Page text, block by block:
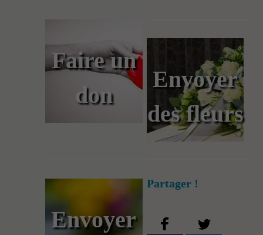
Faire un
don
Envoyer
des fleurs
Envoyer
Partager !